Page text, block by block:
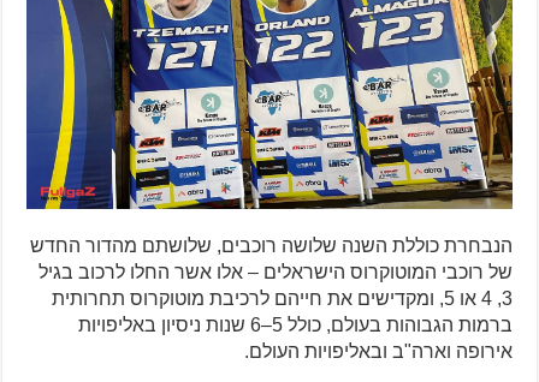
הנבחרת כוללת השנה שלושה רוכבים, שלושתם מהדור החדש
של רוכבי המוטוקרוס הישראלים – אלו אשר החלו לרכוב בגיל
3, 4 או 5, ומקדישים את חייהם לרכיבת מוטוקרוס תחרותית
ברמות הגבוהות בעולם, כולל 5–6 שנות ניסיון באליפויות
אירופה וארה"ב ובאליפויות העולם.